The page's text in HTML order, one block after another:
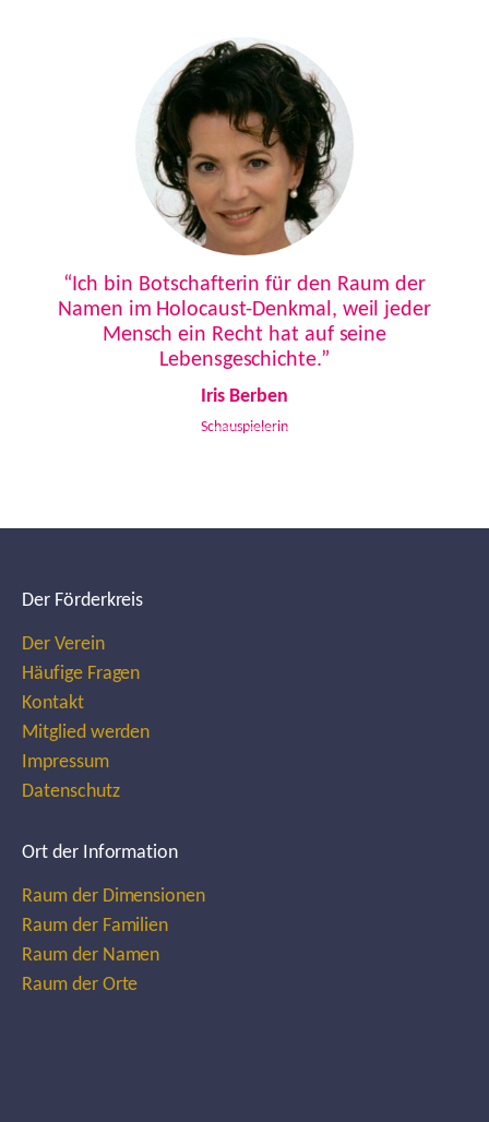
“Ich bin Botschafterin für den Raum der
Namen im Holocaust-Denkmal, weil jeder
Mensch ein Recht hat auf seine
Lebensgeschichte.”
Iris Berben
Schauspielerin
Der Förderkreis
Der Verein
Häufige Fragen
Kontakt
Mitglied werden
Impressum
Datenschutz
Ort der Information
Raum der Dimensionen
Raum der Familien
Raum der Namen
Raum der Orte